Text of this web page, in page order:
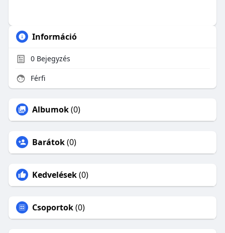
Információ
0Bejegyzés
Férfi
Albumok(0)
Barátok(0)
Kedvelések(0)
Csoportok(0)